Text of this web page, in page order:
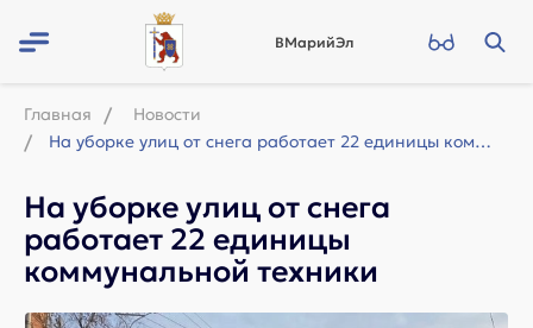
ВМарийЭл
Главная
Новости
На уборке улиц от снега работает 22 единицы коммунальной техники
На уборке улиц от снега
работает 22 единицы
коммунальной техники